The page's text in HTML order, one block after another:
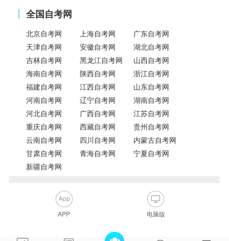
全国自考网
北京自考网 上海自考网
广东自考网
天津自考网
安徽自考网
湖北自考网
吉林自考网
黑龙江自考网
山西自考网
海南自考网
陕西自考网
浙江自考网
福建自考网
江西自考网
山东自考网
河南自考网
辽宁自考网
湖南自考网
河北自考网
广西自考网
江苏自考网
重庆自考网
西藏自考网
贵州自考网
云南自考网
四川自考网
内蒙古自考网
甘肃自考网
青海自考网
宁夏自考网
新疆自考网
APP 电脑版